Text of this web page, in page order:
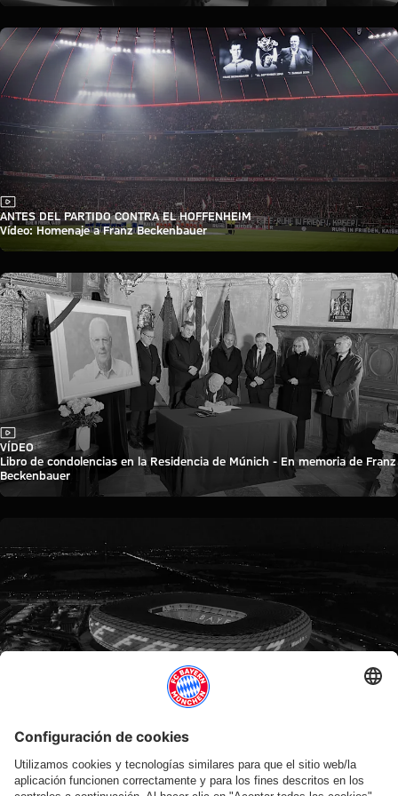
Vídeo
ANTES DEL PARTIDO CONTRA EL HOFFENHEIM
Vídeo: Homenaje a Franz Beckenbauer
Vídeo
VÍDEO
Libro de condolencias en la Residencia de Múnich - En memoria de Franz
Beckenbauer
EN MEMORIA DE FRANZ BECKENBAUER